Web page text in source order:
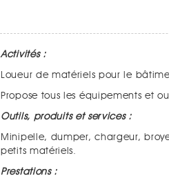
Activités :
Loueur de matériels pour le
Propose tous les équipements et
Outils, produits et services :
Minipelle, dumper, chargeur,
petits matériels.
Prestations :